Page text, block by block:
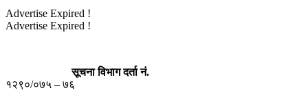
Advertise Expired !
Advertise Expired !
सूचना विभाग दर्ता नं.
१२९०/०७५ – ७६